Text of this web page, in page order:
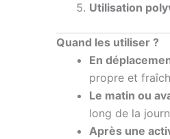
Utilisation
Quand les utiliser ?
En
propre et
Le matin ou
long de la
Après une